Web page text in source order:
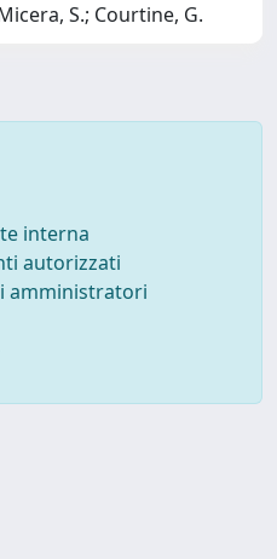
S.; Courtine, G.
interna
autorizzati
amministratori